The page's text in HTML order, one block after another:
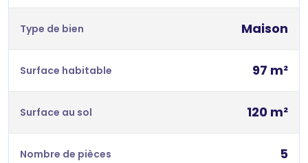
Type de bien Maison
Surface habitable 97 m²
Surface au sol 120 m²
Nombre de pièces 5